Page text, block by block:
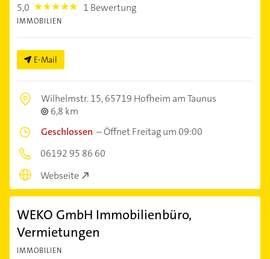
5,0 5.0 1 Bewertung
IMMOBILIEN
E-Mail
Wilhelmstr. 15,65719 Hofheim am Taunus
6,8 km
Geschlossen –Öffnet Freitag um 09:00
06192 95 86 60
Webseite
WEKO GmbH Immobilienbüro,
Vermietungen
IMMOBILIEN